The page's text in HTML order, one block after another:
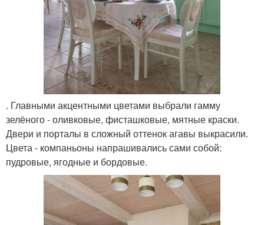
. Главными акцентными цветами выбрали гамму
зелёного - оливковые, фисташковые, мятные краски.
Двери и порталы в сложный оттенок агавы выкрасили.
Цвета - компаньоны напрашивались сами собой:
пудровые, ягодные и бордовые.